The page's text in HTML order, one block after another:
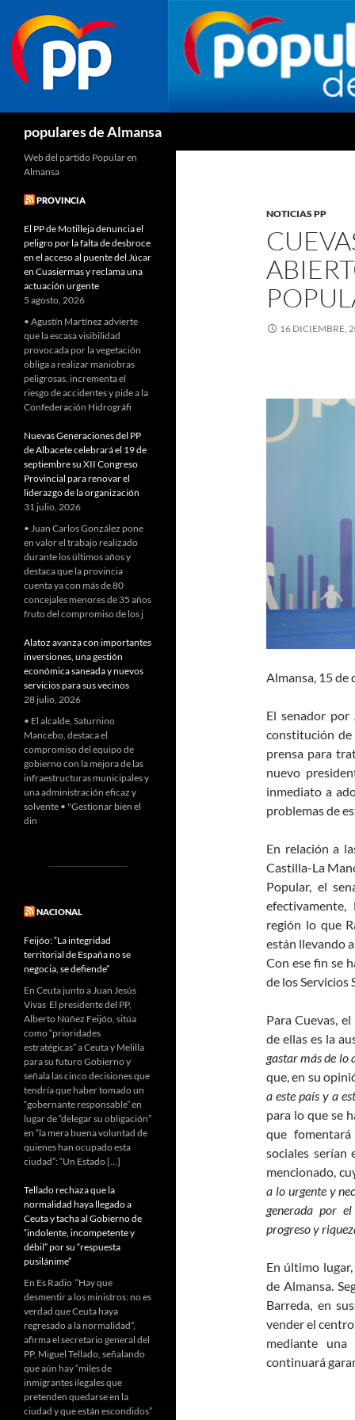
populares de Almansa
NOTICIAS PP
16 DICIEMBRE,
Almansa, 15 de
El senador por
constitución de
prensa para
nuevo
inmediato a
problemas de
En relación a
Castilla-La
Popular, el
región lo que
están llevando
Con ese fin se
de los Servicios
Para Cuevas,
de ellas es la
gastar más de lo
que, en su
a este país y a
para lo que se
que
sociales serían
mencionado,
a lo urgente y
generada por
progreso y
En último
de Almansa.
Barreda, en
vender el
mediante
continuará
Web del partido Popular en
Almansa
PROVINCIA
El PP de Motilleja denuncia el
peligro por la falta de desbroce
en el acceso al puente del Júcar
en Cuasiermas y reclama una
actuación urgente
5 agosto, 2026
• Agustín Martínez advierte
que la escasa visibilidad
provocada por la vegetación
obliga a realizar maniobras
peligrosas, incrementa el
riesgo de accidentes y pide a la
Confederación Hidrográfi
Nuevas Generaciones del PP
de Albacete celebrará el 19 de
septiembre su XII Congreso
Provincial para renovar el
liderazgo de la organización
31 julio, 2026
• Juan Carlos González pone
en valor el trabajo realizado
durante los últimos años y
destaca que la provincia
cuenta ya con más de 80
concejales menores de 35 años
fruto del compromiso de los j
Alatoz avanza con importantes
inversiones, una gestión
económica saneada y nuevos
servicios para sus vecinos
28 julio, 2026
• El alcalde, Saturnino
Mancebo, destaca el
compromiso del equipo de
gobierno con la mejora de las
infraestructuras municipales y
una administración eficaz y
solvente • "Gestionar bien el
din
NACIONAL
Feijóo: “La integridad
territorial de España no se
negocia, se defiende”
En Ceuta junto a Juan Jesús
Vivas El presidente del PP,
Alberto Núñez Feijóo, sitúa
como “prioridades
estratégicas” a Ceuta y Melilla
para su futuro Gobierno y
señala las cinco decisiones que
tendría que haber tomado un
“gobernante responsable” en
lugar de “delegar su obligación”
en “la mera buena voluntad de
quienes han ocupado esta
ciudad”: “Un Estado […]
Tellado rechaza que la
normalidad haya llegado a
Ceuta y tacha al Gobierno de
“indolente, incompetente y
débil” por su “respuesta
pusilánime”
En Es Radio “Hay que
desmentir a los ministros: no es
verdad que Ceuta haya
regresado a la normalidad”,
afirma el secretario general del
PP, Miguel Tellado, señalando
que aún hay “miles de
inmigrantes ilegales que
pretenden quedarse en la
ciudad y que están escondidos”